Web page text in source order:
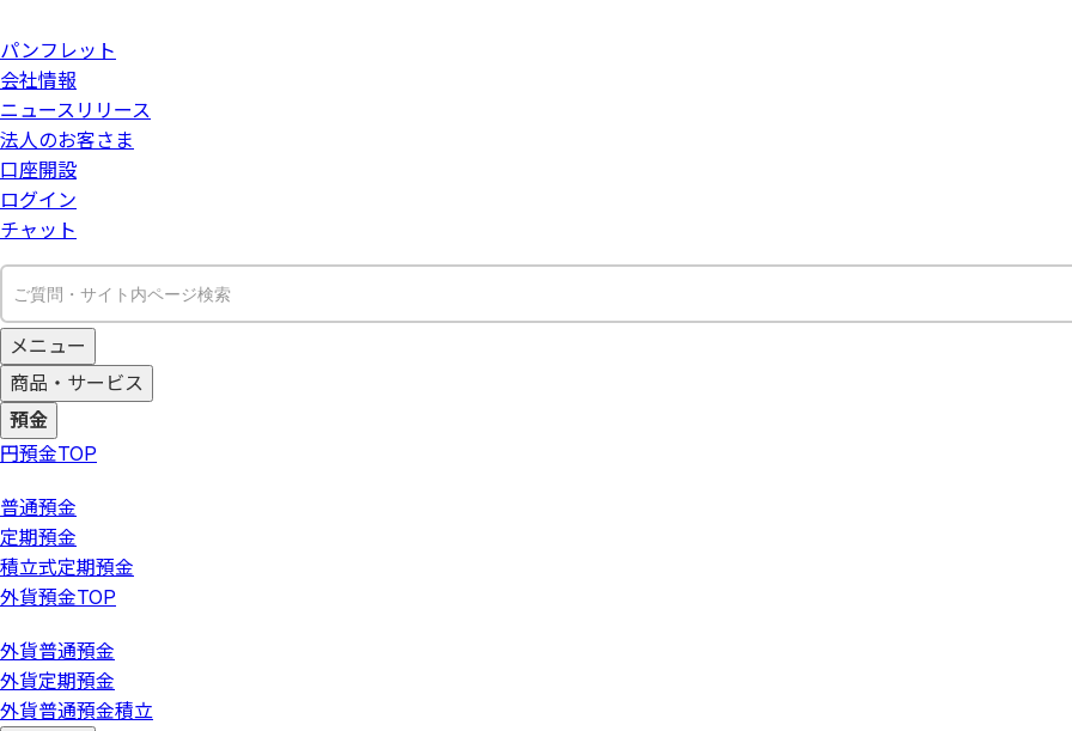
パンフレット
会社情報
ニュースリリース
法人のお客さま
口座開設
ログイン
チャット
メニュー
商品・サービス
預金
円預金TOP
普通預金
定期預金
積立式定期預金
外貨預金TOP
外貨普通預金
外貨定期預金
外貨普通預金積立